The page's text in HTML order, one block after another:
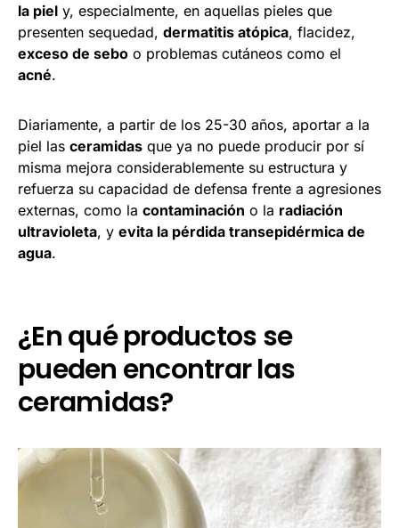
la piel y, especialmente, en aquellas pieles que
presenten sequedad, dermatitis atópica, flacidez,
exceso de sebo o problemas cutáneos como el
acné.
Diariamente, a partir de los 25-30 años, aportar a la
piel las ceramidas que ya no puede producir por sí
misma mejora considerablemente su estructura y
refuerza su capacidad de defensa frente a agresiones
externas, como la contaminación o la radiación
ultravioleta, y evita la pérdida transepidérmica de
agua.
¿En qué productos se
pueden encontrar las
ceramidas?